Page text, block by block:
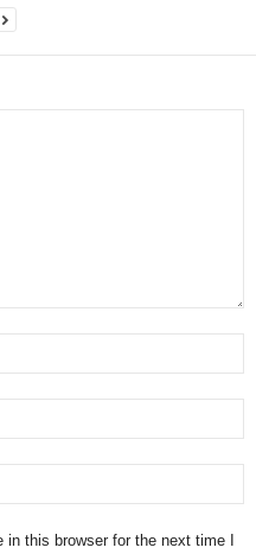
in this browser for the next time I